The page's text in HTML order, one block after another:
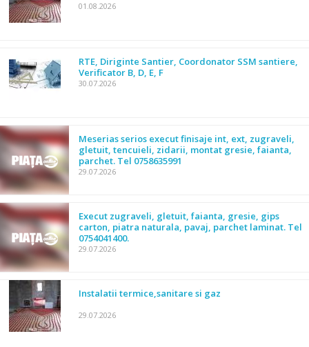
01.08.2026
RTE, Diriginte Santier, Coordonator SSM santiere,
Verificator B, D, E, F
30.07.2026
Meserias serios execut finisaje int, ext, zugraveli,
gletuit, tencuieli, zidarii, montat gresie, faianta,
parchet. Tel 0758635991
29.07.2026
Execut zugraveli, gletuit, faianta, gresie, gips
carton, piatra naturala, pavaj, parchet laminat. Tel
0754041400.
29.07.2026
Instalatii termice,sanitare si gaz
29.07.2026